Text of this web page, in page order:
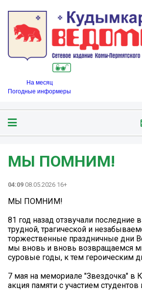
На месяц
Погодные информеры
МЫ ПОМНИМ!
04:09 08.05.2026 16+
МЫ ПОМНИМ!
81 год назад отзвучали
трудной, трагической и
торжественные праздничные дни
мы вновь и вновь возвращаемся
суровые годы, к тем героическим
7 мая на мемориале "Звездочка" в
акция памяти с участием